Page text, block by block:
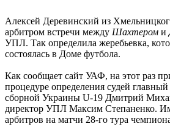
Алексей Деревинский из
арбитром встречи между Шахтером и
УПЛ. Так определила жеребьевка,
состоялась в Доме футбола.
Как сообщает сайт УАФ, на этот раз
процедуре определения судей
сборной Украины U-19 Дмитрий
директор УПЛ Максим Степаненко.
арбитров на матчи 28-го тура